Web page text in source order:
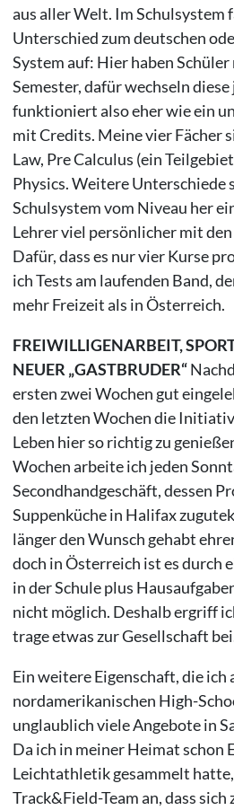
aus aller Welt. Im
Unterschied zum deutschen
System auf: Hier haben
Semester, dafür wechseln diese
funktioniert also eher wie ein
mit Credits. Meine vier Fächer
Law, Pre Calculus (ein
Physics. Weitere Unterschiede
Schulsystem vom Niveau her
Lehrer viel persönlicher mit
Dafür, dass es nur vier Kurse
ich Tests am laufenden Band,
mehr Freizeit als in Österreich.
FREIWILLIGENARBEIT,
NEUER „GASTBRUDER“
ersten zwei Wochen gut
den letzten Wochen die
Leben hier so richtig zu
Wochen arbeite ich jeden
Secondhandgeschäft, dessen
Suppenküche in Halifax
länger den Wunsch gehabt
doch in Österreich ist es durch
in der Schule plus
nicht möglich. Deshalb ergriff
trage etwas zur Gesellschaft
Ein weitere Eigenschaft, die ich
nordamerikanischen High-
unglaublich viele Angebote in
Da ich in meiner Heimat schon
Leichtathletik gesammelt
Track&Field-Team an, dass